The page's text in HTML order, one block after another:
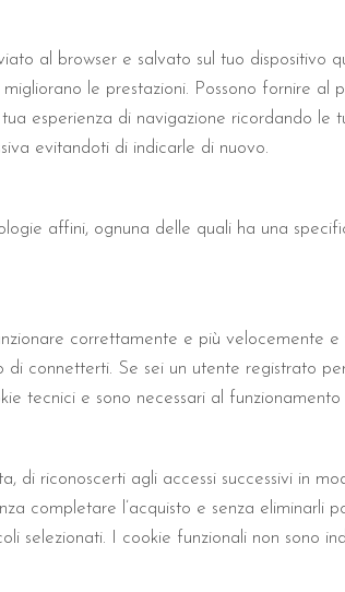
al browser e salvato sul tuo dispositivo
le prestazioni. Possono fornire
esperienza di navigazione ricordando
evitandoti di indicarle di nuovo.
affini, ognuna delle quali ha una
correttamente e più velocemente e
di connetterti. Se sei un utente registrato
tecnici e sono necessari al
di riconoscerti agli accessi successivi in
completare l’acquisto e senza eliminarli
selezionati. I cookie funzionali non sono